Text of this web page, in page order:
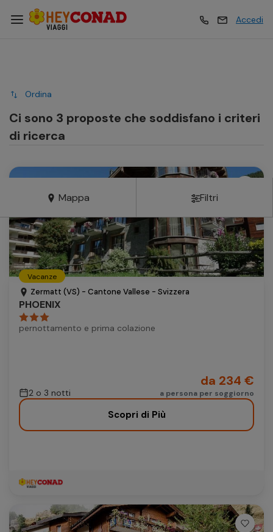
Esperienze
Crociere
Traghetti
Autonoleggio
Parcheggio
Accedi
Esperienze
Crociere
Traghetti
Autonoleggio
Mappa Filtri
Ordina
Ci sono 3 proposte che soddisfano i criteri
di ricerca
Vacanze
Zermatt (VS) - Cantone Vallese - Svizzera
PHOENIX
pernottamento e prima colazione
2 o 3 notti
da 234 €
a persona per soggiorno
Scopri di Più